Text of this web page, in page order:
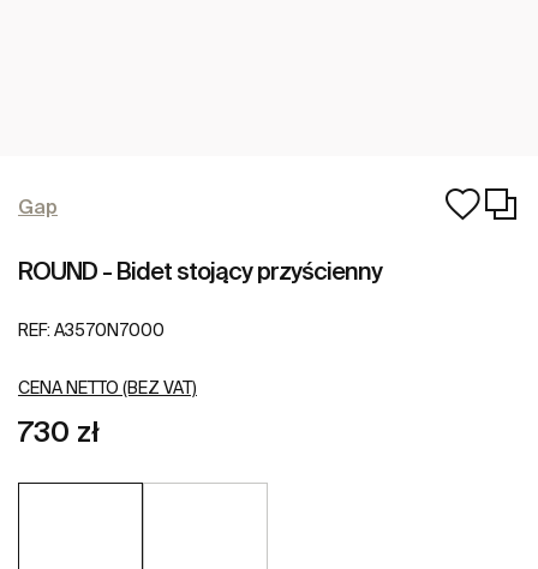
Gap
ROUND - Bidet stojący przyścienny
REF: A3570N7000
CENA NETTO (BEZ VAT)
730 zł